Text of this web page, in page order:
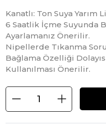
Kanatlı: Ton Suya Yarım
6 Saatlik İçme Suyunda
Ayarlamanız Önerilir.
Nipellerde Tıkanma
Bağlama Özelliği
Kullanılması Önerilir.